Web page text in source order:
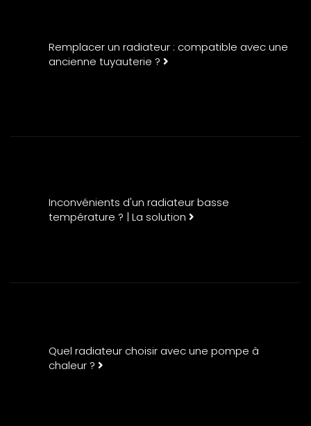
Remplacer un radiateur : compatible avec une
ancienne tuyauterie ?
Inconvénients d'un radiateur basse
température ? | La solution
Quel radiateur choisir avec une pompe à
chaleur ?